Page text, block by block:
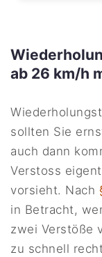
ab 26 km/h
sollten Sie
auch dann
Verstoss
vorsieht. Nach
in Betracht,
zwei Verstöße
zu schnell